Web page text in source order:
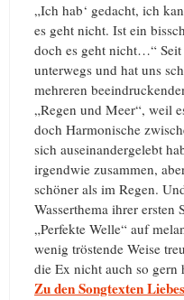
„Ich hab‘ gedacht, ich
es geht nicht. Ist ein
doch es geht nicht…“
unterwegs und hat uns
mehreren
„Regen und Meer“, weil
doch Harmonische
sich auseinandergelebt
irgendwie zusammen,
schöner als im Regen.
Wasserthema ihrer ersten
„Perfekte Welle“ auf
wenig tröstende Weise
die Ex nicht auch so gern
Zu den Songtexten